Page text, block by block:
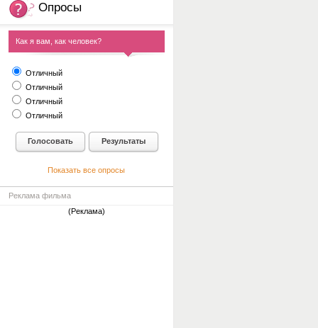
Опросы
Как я вам, как человек?
Отличный
Отличный
Отличный
Отличный
Показать все опросы
Реклама фильма
(Реклама)